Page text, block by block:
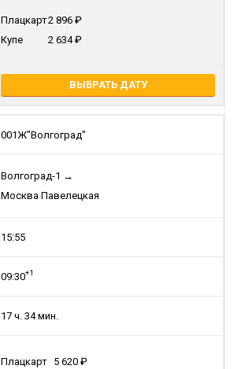
Плацкарт2 896
Купе
2 634
ВЫБРАТЬ ДАТУ
001Ж"Волгоград"
Волгоград-1 →
Москва Павелецкая
15:55
09:30+1
17 ч. 34 мин.
Плацкарт 5 620